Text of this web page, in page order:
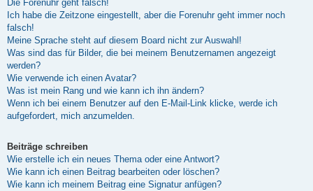
Die Forenuhr geht falsch!
Ich habe die Zeitzone eingestellt, aber die Forenuhr geht immer noch
falsch!
Meine Sprache steht auf diesem Board nicht zur Auswahl!
Was sind das für Bilder, die bei meinem Benutzernamen angezeigt
werden?
Wie verwende ich einen Avatar?
Was ist mein Rang und wie kann ich ihn ändern?
Wenn ich bei einem Benutzer auf den E-Mail-Link klicke, werde ich
aufgefordert, mich anzumelden.
Beiträge schreiben
Wie erstelle ich ein neues Thema oder eine Antwort?
Wie kann ich einen Beitrag bearbeiten oder löschen?
Wie kann ich meinem Beitrag eine Signatur anfügen?